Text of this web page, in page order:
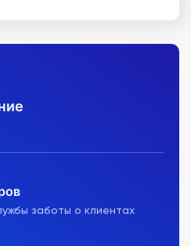
заботы о клиентах